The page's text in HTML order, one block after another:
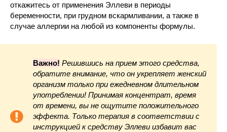
откажитесь от применения Эллеви в периоды
беременности, при грудном вскармливании, а также в
случае аллергии на любой из компоненты формулы.
Важно! Решившись на прием этого средства,
обратите внимание, что он укрепляет женский
организм только при ежедневном длительном
употреблении! Принимая концентрат, время
от времени, вы не ощутите положительного
эффекта. Только терапия в соответствии с
инструкцией к средству Эллеви избавит вас